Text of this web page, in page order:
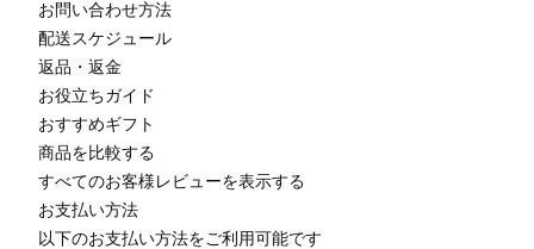
お問い合わせ方法
配送スケジュール
返品・返金
お役立ちガイド
おすすめギフト
商品を比較する
すべてのお客様レビューを表示する
お支払い方法
以下のお支払い方法をご利用可能です